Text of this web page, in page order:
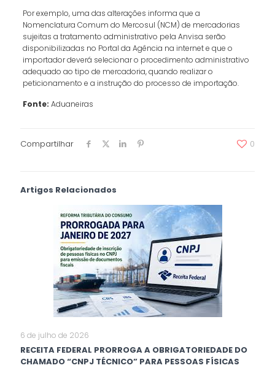
Por exemplo, uma das alterações informa que a
Nomenclatura Comum do Mercosul (NCM) de mercadorias
sujeitas a tratamento administrativo pela Anvisa serão
disponibilizadas no Portal da Agência na internet e que o
importador deverá selecionar o procedimento administrativo
adequado ao tipo de mercadoria, quando realizar o
peticionamento e a instrução do processo de importação.
Fonte: Aduaneiras
Compartilhar 0
Artigos Relacionados
6 de julho de 2026
RECEITA FEDERAL PRORROGA A OBRIGATORIEDADE DO
CHAMADO “CNPJ TÉCNICO” PARA PESSOAS FÍSICAS